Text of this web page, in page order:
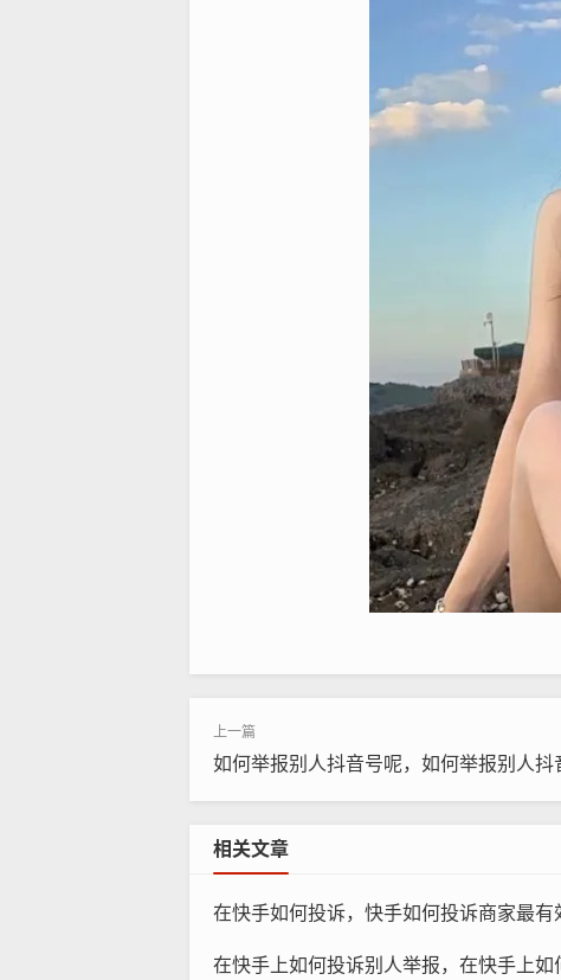
抖音举报社区并非简单的投诉入口，它
不总是立即做出机械化的裁决，对于界
的普通用户，这些用户依据平台公约，
这种机制的美妙之处在于，它解决了算
如何举报别人抖音号呢，如何举报别人抖
相关文章
在快手如何投诉，快手如何投诉商家最有
在快手上如何投诉别人举报，在快手上如何